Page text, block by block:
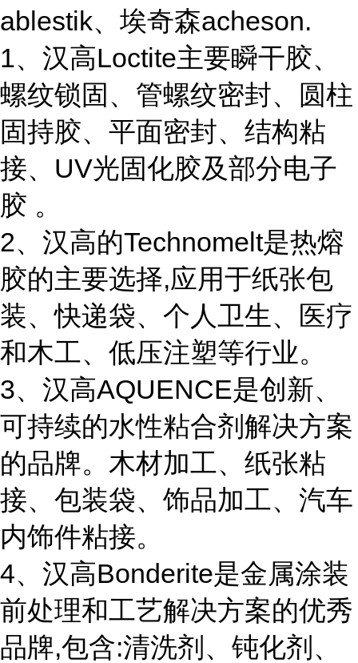
ablestik、埃奇森acheson.
1、汉高Loctite主要瞬干胶、
螺纹锁固、管螺纹密封、圆柱
固持胶、平面密封、结构粘
接、UV光固化胶及部分电子
胶 。
2、汉高的Technomelt是热熔
胶的主要选择,应用于纸张包
装、快递袋、个人卫生、医疗
和木工、低压注塑等行业。
3、汉高AQUENCE是创新、
可持续的水性粘合剂解决方案
的品牌。木材加工、纸张粘
接、包装袋、饰品加工、汽车
内饰件粘接。
4、汉高Bonderite是金属涂装
前处理和工艺解决方案的优秀
品牌,包含:清洗剂、钝化剂、